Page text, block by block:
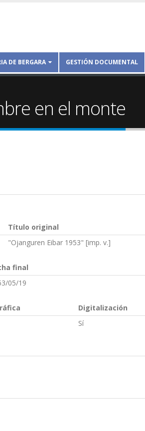
DE BERGARA GESTIÓN DOCUMENTAL
en el monte
Título original
"Ojanguren Eibar 1953" [imp. v.]
final
05/19
Digitalización
Sí